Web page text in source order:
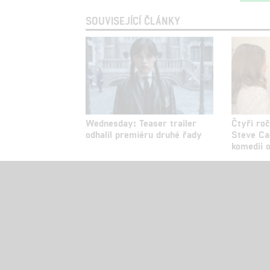
SOUVISEJÍCÍ ČLÁNKY
Wednesday: Teaser trailer
odhalil premiéru druhé řady
Čtyři
Steve
komedii